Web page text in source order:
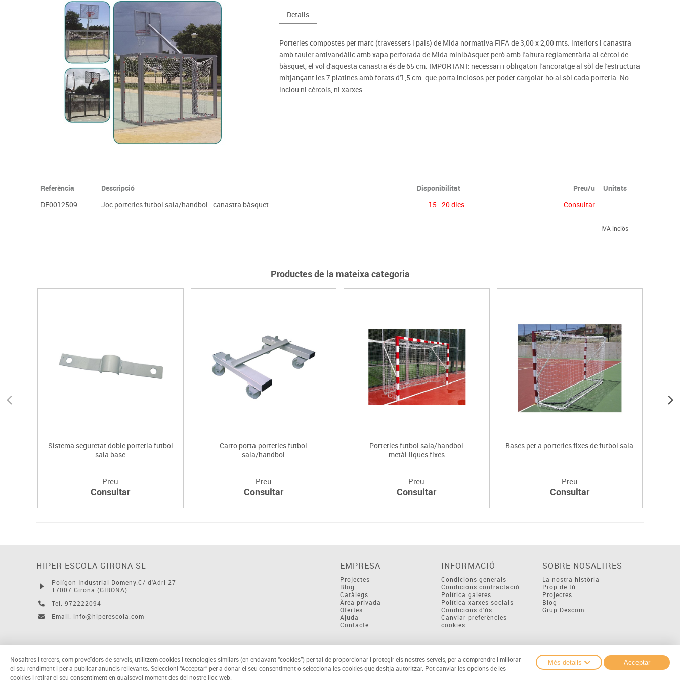
Complements d'oficina
Plastificació, enquadernació i destrucció
Informàtica
Higiene
Dibuix tècnic i artístic
Material escolar
Construccions
Espais exteriors
Psicomotricitat
Jocs simbòlics
Música
Matemàtiques
Ciències
Mobiliari tecnològic
Monitors interactius
Videoprojecció
Taules escolars, abatibles i polivalents
Penjadors, prestatges i taquilles
Cadires, bancs i tamborets
Entrenament
Foam
Esports raqueta
Gimnàstica rítmica
Detalls
Porteries compostes per marc (travessers i pals) de Mida normativa FIFA de 3,00 x 2,00 mts. interiors i canastra
amb tauler antivandàlic amb xapa perforada de Mida minibàsquet però amb l'altura reglamentària al cèrcol de
bàsquet, el vol d'aquesta canastra és de 65 cm. IMPORTANT: necessari i obligatori l'ancoratge al sòl de l'estructura
mitjançant les 7 platines amb forats d'1,5 cm. que porta inclosos per poder cargolar-ho al sòl cada porteria. No
inclou ni cèrcols, ni xarxes.
Referència Descripció Disponibilitat Preu/u
Unitats
DE0012509
Joc porteries futbol sala/handbol - canastra bàsquet 15 - 20 dies Consultar
IVA inclòs
Productes de la mateixa categoria
Sistema seguretat doble porteria futbol
sala base
Preu
Consultar
Carro porta-porteries futbol
sala/handbol
Preu
Consultar
Porteries futbol sala/handbol
metàl·liques fixes
Preu
Consultar
Bases per a porteries fixes de futbol sala
Preu
Consultar
HIPER ESCOLA GIRONA SL
Polígon Industrial Domeny.C/ d'Adri 27
17007 Girona (GIRONA)
Tel: 972222094
Email: info@hiperescola.com
EMPRESA
Projectes
Blog
Catàlegs
Àrea privada
Ofertes
Ajuda
Contacte
INFORMACIÓ
Condicions generals
Condicions contractació
Política galetes
Política xarxes socials
Condicions d'ús
Canviar preferències
cookies
SOBRE NOSALTRES
La nostra història
Prop de tú
Projectes
Blog
Grup Descom
Nosaltres i tercers, com proveïdors de serveis, utilitzem cookies i tecnologies similars (en endavant “cookies”) per tal de proporcionar i protegir els nostres serveis, per a comprendre i millorar
el seu rendiment i per a publicar anuncis rellevants. Seleccioni “Acceptar” per a donar el seu consentiment o selecciona les cookies que desitja autoritzar. Pot canviar les opcions de les
cookies i retirar el seu consentiment en qualsevol moment des del nostre lloc web.
Més detalls Acceptar